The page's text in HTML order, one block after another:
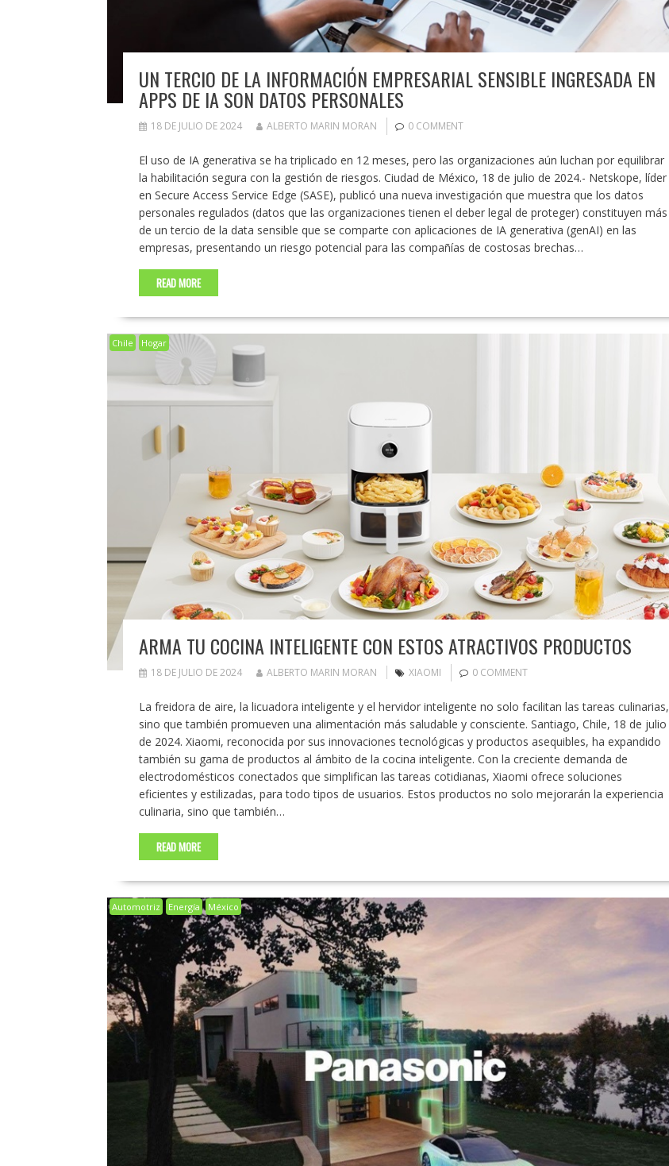
UN TERCIO DE LA INFORMACIÓN EMPRESARIAL SENSIBLE INGRESADA EN
APPS DE IA SON DATOS PERSONALES
18 DE JULIO DE 2024 ALBERTO MARIN MORAN 0 COMMENT
El uso de IA generativa se ha triplicado en 12 meses, pero las organizaciones aún luchan por equilibrar
la habilitación segura con la gestión de riesgos. Ciudad de México, 18 de julio de 2024.- Netskope, líder
en Secure Access Service Edge (SASE), publicó una nueva investigación que muestra que los datos
personales regulados (datos que las organizaciones tienen el deber legal de proteger) constituyen más
de un tercio de la data sensible que se comparte con aplicaciones de IA generativa (genAI) en las
empresas, presentando un riesgo potencial para las compañías de costosas brechas…
READ MORE
Chile Hogar
ARMA TU COCINA INTELIGENTE CON ESTOS ATRACTIVOS PRODUCTOS
18 DE JULIO DE 2024 ALBERTO MARIN MORAN XIAOMI 0 COMMENT
La freidora de aire, la licuadora inteligente y el hervidor inteligente no solo facilitan las tareas culinarias,
sino que también promueven una alimentación más saludable y consciente. Santiago, Chile, 18 de julio
de 2024. Xiaomi, reconocida por sus innovaciones tecnológicas y productos asequibles, ha expandido
también su gama de productos al ámbito de la cocina inteligente. Con la creciente demanda de
electrodomésticos conectados que simplifican las tareas cotidianas, Xiaomi ofrece soluciones
eficientes y estilizadas, para todo tipos de usuarios. Estos productos no solo mejorarán la experiencia
culinaria, sino que también…
READ MORE
Automotriz Energía México